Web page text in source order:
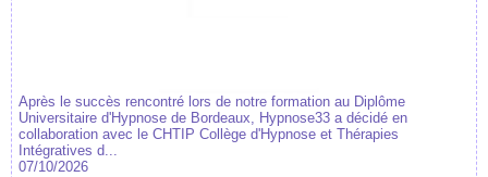
Après le succès rencontré lors de notre formation au Diplôme
Universitaire d'Hypnose de Bordeaux, Hypnose33 a décidé en
collaboration avec le CHTIP Collège d'Hypnose et Thérapies
Intégratives d...
07/10/2026